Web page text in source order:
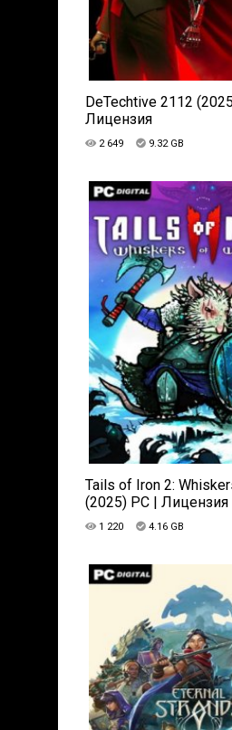
DeTechtive 2112
Лицензия
2 649 9.32 GB
Tails of Iron 2:
(2025) PC | Лицензия
1 220 4.16 GB